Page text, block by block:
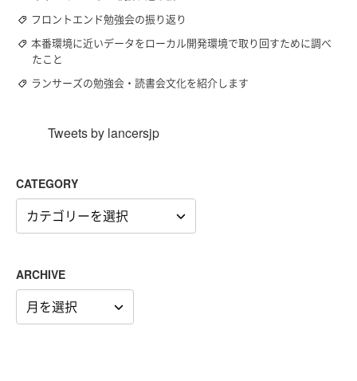
フロントエンド勉強会の振り返り
本番環境に近いデータをローカル開発環境で取り回すために調べ
たこと
ランサーズの勉強会・読書会文化を紹介します
Tweets by lancersjp
CATEGORY
CATEGORY
ARCHIVE
ARCHIVE